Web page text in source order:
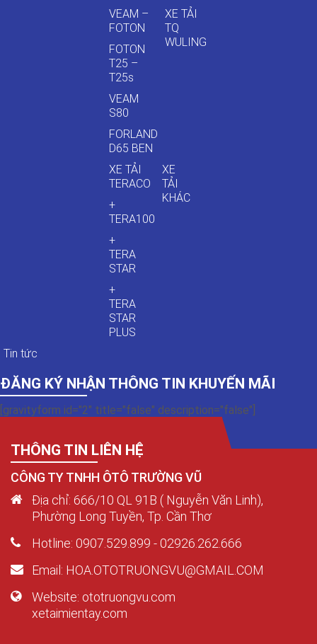
VEAM –
FOTON
FOTON
T25 –
T25s
VEAM
S80
FORLAND
D65 BEN
XE TẢI
TQ
WULING
XE TẢI
TERACO
+
TERA100
+
TERA
STAR
+
TERA
STAR
PLUS
XE
TẢI
KHÁC
Tin tức
ĐĂNG KÝ NHẬN THÔNG TIN KHUYẾN MÃI
[gravityform id="2" title="false" description="false"]
THÔNG TIN LIÊN HỆ
CÔNG TY TNHH ÔTÔ TRƯỜNG VŨ
Địa chỉ: 666/10 QL 91B ( Nguyễn Văn Linh),
Phường Long Tuyền, Tp. Cần Thơ
Hotline: 0907.529.899 - 02926.262.666
Email: HOA.OTOTRUONGVU@GMAIL.COM
Website: ototruongvu.com
xetaimientay.com